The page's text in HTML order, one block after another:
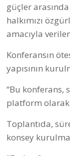
güçler
halkımızı
amacıyla
Konferansın
yapısının
“Bu konferans,
platform olarak
Toplantıda,
konsey